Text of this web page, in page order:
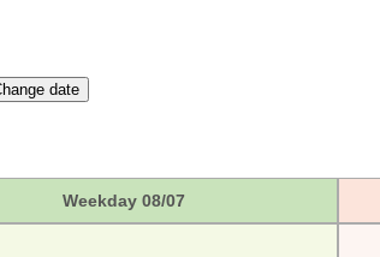
date
Weekday 08/07